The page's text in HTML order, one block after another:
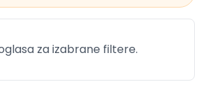
za izabrane filtere.